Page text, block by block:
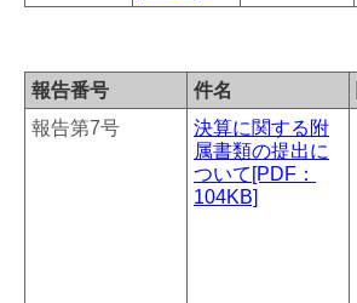
報告番号 件名
報告第7号
決算に関する附
属書類の提出に
ついて[PDF：
104KB]